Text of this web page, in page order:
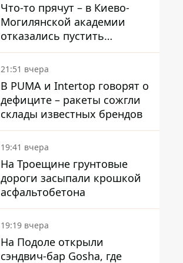
Что-то прячут – в Киево-
Могилянской академии
отказались пустить
комиссию по охране
памятников на территорию
21:51 вчера
В PUMA и Intertop говорят о
дефиците – ракеты сожгли
склады известных брендов
19:41 вчера
На Троещине грунтовые
дороги засыпали крошкой
асфальтобетона
19:19 вчера
На Подоле открыли
сэндвич-бар Gosha, где